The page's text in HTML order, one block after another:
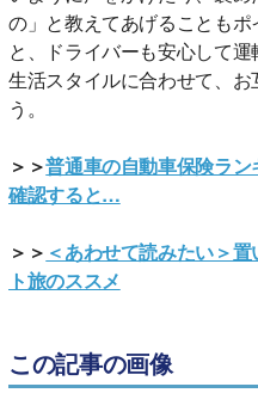
の」と教えてあげることも
と、ドライバーも安心して
生活スタイルに合わせて、
う。
＞＞普通車の自動車保険ラ
確認すると…
＞＞ ＜あわせて読みたい＞
ト旅のススメ
この記事の画像